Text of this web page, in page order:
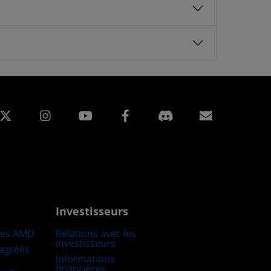
Instagram Facebook
AMD
Investisseurs
Relations avec les
investisseurs
Informations
financières